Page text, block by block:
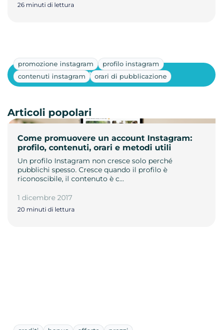
26 minuti di lettura
promozione instagram
profilo instagram
contenuti instagram
orari di pubblicazione
Come promuovere un account Instagram:
profilo, contenuti, orari e metodi utili
Un profilo Instagram non cresce solo perché
pubblichi spesso. Cresce quando il profilo è
riconoscibile, il contenuto è c…
1 dicembre 2017
20 minuti di lettura
Mostra altri
Articoli popolari